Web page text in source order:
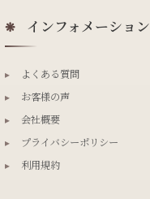
❋ インフォメーション
▸
よくある質問
▸
お客様の声
▸
会社概要
▸
プライバシーポリシー
▸
利用規約